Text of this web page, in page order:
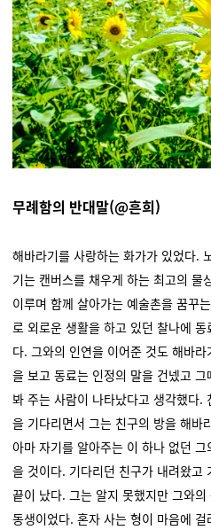
무례함의 반대말(@흔희)
해바라기를 사랑하는 화가가 있었다.
기는 캔버스를 채우게 하는 최고의 물
이루며 함께 살아가는 예술촌을 꿈꾸
로 외로운 생활을 하고 있던 찰나에
다. 그와의 인연을 이어준 것도 해바
을 보고 동료는 인정의 말을 건넸고
봐 주는 사람이 나타났다고 생각했다.
을 기다리면서 그는 친구의 방을 해바
아마 자기를 알아주는 이 하나 없던
을 것이다. 기다리던 친구가 내려왔고
끝이 났다. 그는 알지 못했지만 그와
동생이었다. 혼자 사는 형이 마음에